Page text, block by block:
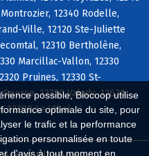
possible, Biocoop utilise
optimale du site, pour
le trafic et la performance
personnalisée en toute
d'avis à tout moment en
12340 Rodelle,
Ville, 12120 Ste-Juliette
12310 Bertholène,
Marcillac-Vallon, 12330
Pruines, 12330 St-
12330 Valady, 12630
12290 Le Vibal